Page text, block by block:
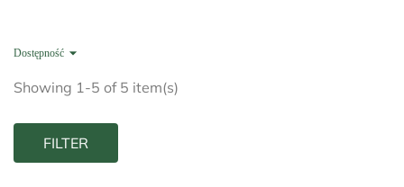
Dostępność 
Showing 1-5 of 5 item(s)
FILTER